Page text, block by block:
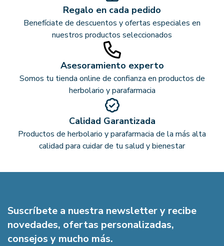
Regalo en cada pedido
Benefíciate de descuentos y ofertas especiales en
nuestros productos seleccionados
Asesoramiento experto
Somos tu tienda online de confianza en productos de
herbolario y parafarmacia
Calidad Garantizada
Productos de herbolario y parafarmacia de la más alta
calidad para cuidar de tu salud y bienestar
Suscríbete a nuestra newsletter y recibe
novedades, ofertas personalizadas,
consejos y mucho más.